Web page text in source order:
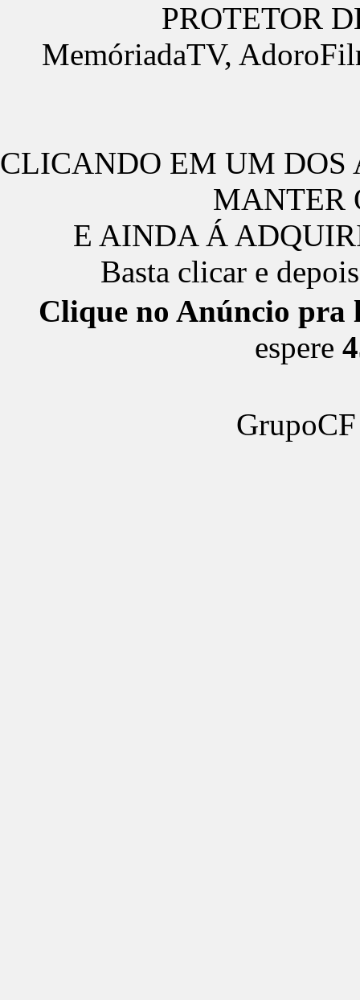
PROTETOR
MemóriadaTV,
CLICANDO EM UM DOS
MANTER
E AINDA Á
Basta clicar e
Clique no Anúncio
espere